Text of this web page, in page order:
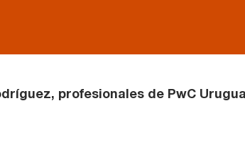
profesionales de PwC